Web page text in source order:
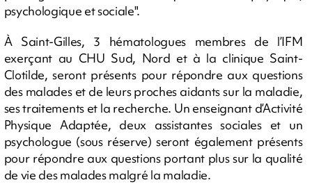
psychologique et sociale".
À Saint-Gilles, 3 hématologues membres de l’IFM
exerçant au CHU Sud, Nord et à la clinique Saint-
Clotilde, seront présents pour répondre aux questions
des malades et de leurs proches aidants sur la maladie,
ses traitements et la recherche. Un enseignant d’Activité
Physique Adaptée, deux assistantes sociales et un
psychologue (sous réserve) seront également présents
pour répondre aux questions portant plus sur la qualité
de vie des malades malgré la maladie.